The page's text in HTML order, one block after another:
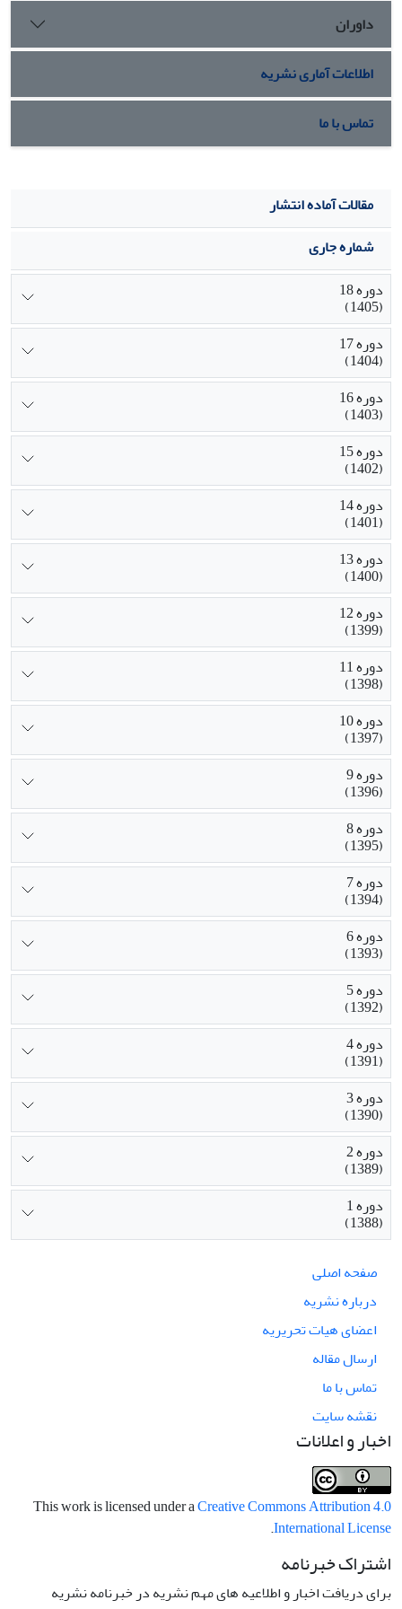
داوران
اطلاعات آماری نشریه
تماس با ما
مقالات آماده انتشار
شماره جاری
دوره 18
(1405)
دوره 17
(1404)
دوره 16
(1403)
دوره 15
(1402)
دوره 14
(1401)
دوره 13
(1400)
دوره 12
(1399)
دوره 11
(1398)
دوره 10
(1397)
دوره 9
(1396)
دوره 8
(1395)
دوره 7
(1394)
دوره 6
(1393)
دوره 5
(1392)
دوره 4
(1391)
دوره 3
(1390)
دوره 2
(1389)
دوره 1
(1388)
صفحه اصلی
درباره نشریه
اعضای هیات تحریریه
ارسال مقاله
تماس با ما
نقشه سایت
اخبار و اعلانات
This work is licensed under aCreative Commons Attribution 4.0
International License
.
اشتراک خبرنامه
برای دریافت اخبار و اطلاعیه های مهم نشریه در خبرنامه نشریه